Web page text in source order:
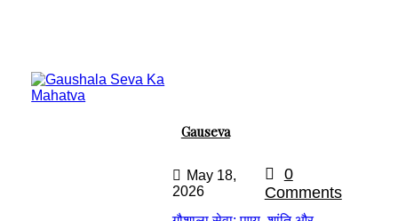
Gauseva
May 18,
2026
0
Comments